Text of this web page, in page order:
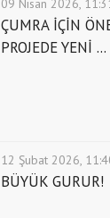
09 Nisan 2026,
ÇUMRA İÇİN
PROJEDE YENİ ...
12 Şubat 2026,
BÜYÜK GURUR!